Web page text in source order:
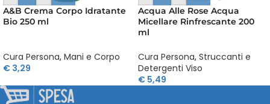
A&B Crema Corpo Idratante
Bio 250 ml
Cura Persona, Mani e Corpo
€ 3,29
Acqua Alle Rose Acqua
Micellare Rinfrescante 200
ml
Cura Persona, Struccanti e
Detergenti Viso
€ 5,49